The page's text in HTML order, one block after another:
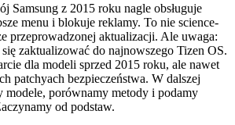
Samsung z 2015 roku nagle obsługuje
menu i blokuje reklamy. To nie science-
przeprowadzonej aktualizacji. Ale uwaga:
zaktualizować do najnowszego Tizen OS.
dla modeli sprzed 2015 roku, ale nawet
patchyach bezpieczeństwa. W dalszej
modele, porównamy metody i podamy
od podstaw.